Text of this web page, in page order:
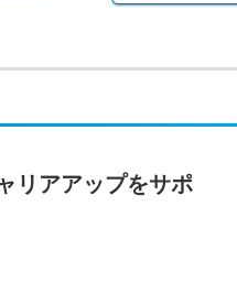
リアアップをサポ